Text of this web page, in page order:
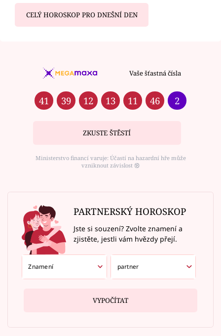
CELÝ HOROSKOP PRO DNEŠNÍ DEN
Vaše šťastná čísla
41 39 12 13 11 46 2
ZKUSTE ŠTĚSTÍ
Ministerstvo financí varuje: Účastí na hazardní hře může
vzniknout závislost ⑱
PARTNERSKÝ HOROSKOP
Jste si souzení? Zvolte znamení a
zjistěte, jestli vám hvězdy přejí.
VYPOČÍTAT